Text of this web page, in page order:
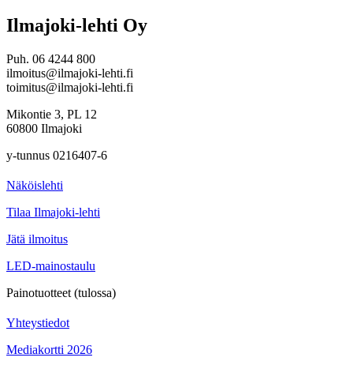
Ilmajoki-lehti Oy
Puh. 06 4244 800
ilmoitus@ilmajoki-lehti.fi
toimitus@ilmajoki-lehti.fi
Mikontie 3, PL 12
60800 Ilmajoki
y-tunnus 0216407-6
Näköislehti
Tilaa Ilmajoki-lehti
Jätä ilmoitus
LED-mainostaulu
Painotuotteet (tulossa)
Yhteystiedot
Mediakortti 2026